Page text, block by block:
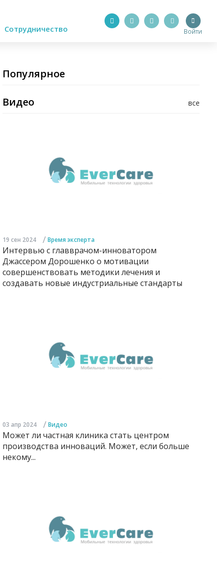
Сотрудничество Войти
Популярное
все
Видео
19 сен 2024 / Время эксперта
Интервью с главврачом-инноватором
Джассером Дорошенко о мотивации
совершенствовать методики лечения и
создавать новые индустриальные стандарты
03 апр 2024 / Видео
Может ли частная клиника стать центром
производства инноваций. Может, если больше
некому...